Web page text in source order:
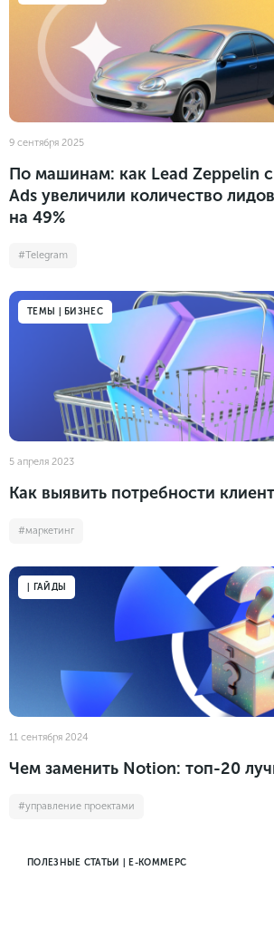
9 сентября 2025
По машинам: как Lead Zeppelin
Ads увеличили количество
на 49%
#Telegram
ТЕМЫ | БИЗНЕС
5 апреля 2023
Как выявить потребности
#маркетинг
| ГАЙДЫ
11 сентября 2024
Чем заменить Notion: топ-20
#управление проектами
ПОЛЕЗНЫЕ СТАТЬИ | Е-КОММЕРС